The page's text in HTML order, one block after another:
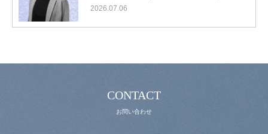
回
2026.07.06
CONTACT
お問い合わせ
IPランドスケープとは